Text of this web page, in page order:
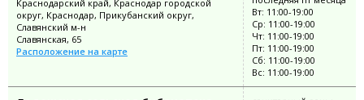
Краснодарский край, Краснодар городской
округ, Краснодар, Прикубанский округ,
Славянский м-н
Славянская, 65
Расположение на карте
Вт: 11:00-19:00
Ср: 11:00-19:00
Чт: 11:00-19:00
Пт: 11:00-19:00
Сб: 11:00-19:00
Вс: 11:00-19:00